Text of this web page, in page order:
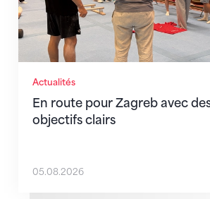
Actualités
En route pour Zagreb avec
objectifs clairs
05.08.2026